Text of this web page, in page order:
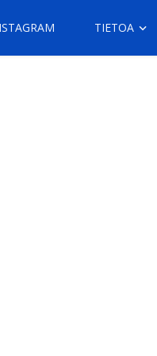
TIETOA